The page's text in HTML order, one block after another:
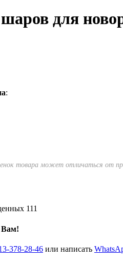
для
:
товара может отличаться от
111
378-28-46 или написать